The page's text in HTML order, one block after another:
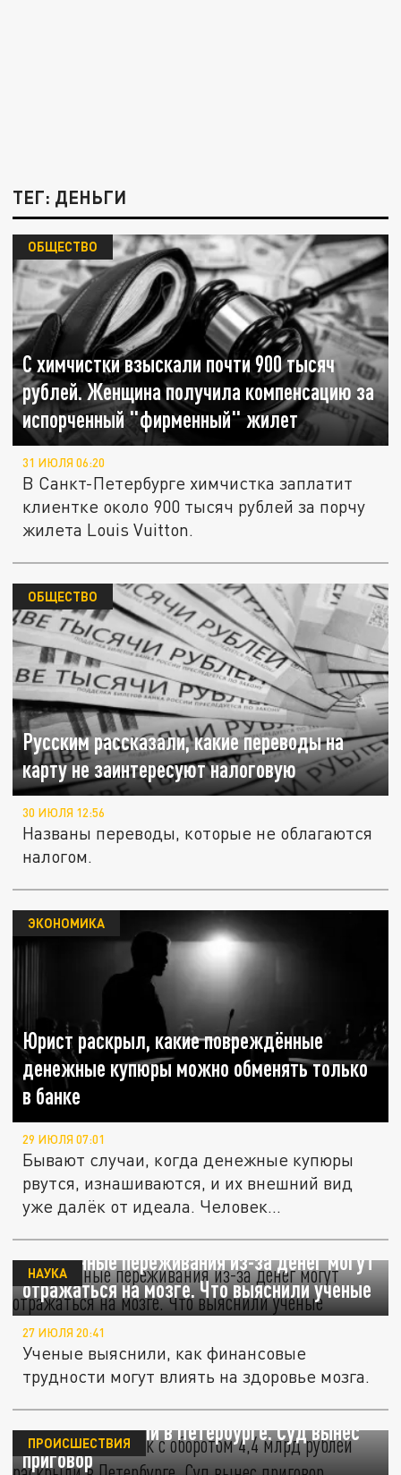
ТЕГ: ДЕНЬГИ
С химчистки взыскали почти 900 тысяч
рублей. Женщина получила компенсацию за
испорченный "фирменный" жилет
ОБЩЕСТВО
31 ИЮЛЯ 06:20
В Санкт-Петербурге химчистка заплатит
клиентке около 900 тысяч рублей за порчу
жилета Louis Vuitton.
Русским рассказали, какие переводы на
карту не заинтересуют налоговую
ОБЩЕСТВО
30 ИЮЛЯ 12:56
Названы переводы, которые не облагаются
налогом.
Юрист раскрыл, какие повреждённые
денежные купюры можно обменять только
в банке
ЭКОНОМИКА
29 ИЮЛЯ 07:01
Бывают случаи, когда денежные купюры
рвутся, изнашиваются, и их внешний вид
уже далёк от идеала. Человек...
Постоянные переживания из-за денег могут
отражаться на мозге. Что выяснили ученые
НАУКА
27 ИЮЛЯ 20:41
Ученые выяснили, как финансовые
трудности могут влиять на здоровье мозга.
Подпольный банк с оборотом 4,4 млрд
рублей раскрыли в Петербурге. Суд вынес
приговор
ПРОИСШЕСТВИЯ